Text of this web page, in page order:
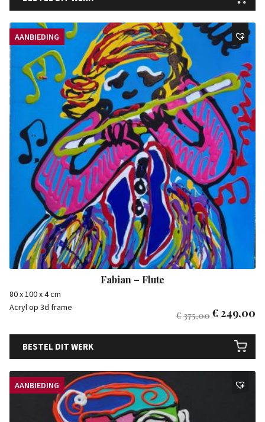
AANBIEDING
Fabian – Flute
80 x 100 x 4 cm
Acryl op 3d frame
€375,00€249,00
BESTEL DIT WERK
AANBIEDING